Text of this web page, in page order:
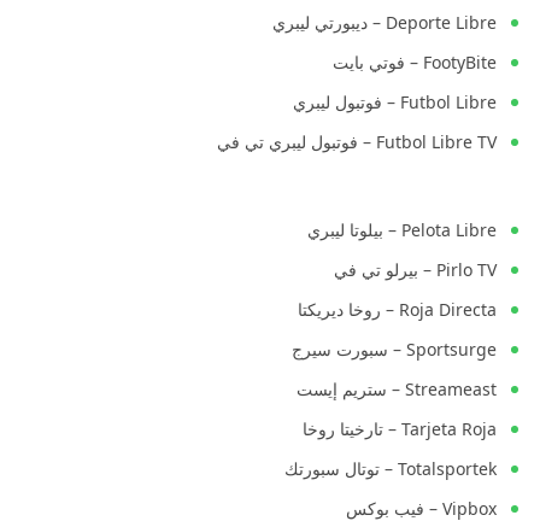
Deporte Libre – ديبورتي ليبري
FootyBite – فوتي بايت
Futbol Libre – فوتبول ليبري
Futbol Libre TV – فوتبول ليبري تي في
Pelota Libre – بيلوتا ليبري
Pirlo TV – بيرلو تي في
Roja Directa – روخا ديريكتا
Sportsurge – سبورت سيرج
Streameast – ستريم إيست
Tarjeta Roja – تارخيتا روخا
Totalsportek – توتال سبورتك
Vipbox – فيب بوكس